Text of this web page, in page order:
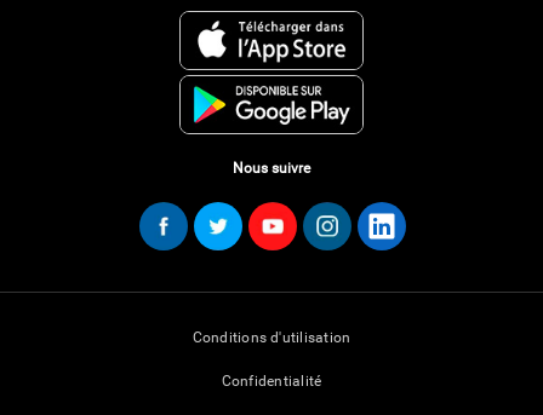
Nous suivre
Conditions d'utilisation
Confidentialité